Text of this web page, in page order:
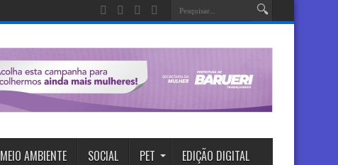
MEIO AMBIENTE SOCIAL PET EDIÇÃO DIGITAL